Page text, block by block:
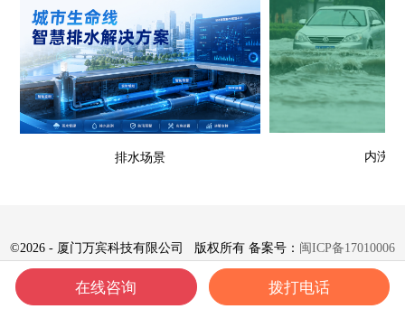
排水场景 内涝场
©2026 - 厦门万宾科技有限公司 版权所有 备案号： 闽ICP备17010006
号-8
在线咨询 拨打电话